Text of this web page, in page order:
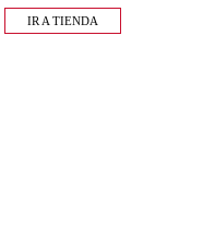
IR A TIENDA